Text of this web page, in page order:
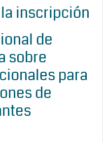
inscripción
de
sobre
para
de